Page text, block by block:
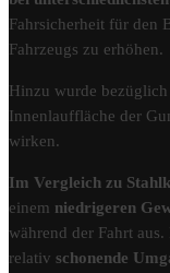
Fahrsicherheit für den
Fahrzeugs zu erhöhen.
Hinzu wurde
Innenlauffläche der
wirken.
Im Vergleich zu
einem niedrigeren
während der Fahrt
relativ schonende